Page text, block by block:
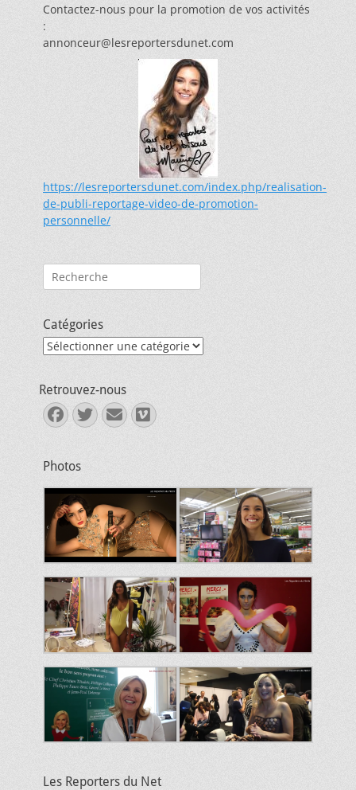
Contactez-nous pour la promotion de vos activités
:
annonceur@lesreportersdunet.com
https://lesreportersdunet.com/index.php/realisation-
de-publi-reportage-video-de-promotion-
personnelle/
Rechercher :
Catégories
Catégories
Retrouvez-nous
Facebook
Twitter
E-
mail
Vimeo
Photos
Les Reporters du Net